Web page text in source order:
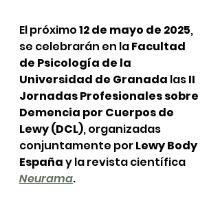
El próximo 12 de mayo de 2025,
se celebrarán en la Facultad
de Psicología de la
Universidad de Granada las II
Jornadas Profesionales sobre
Demencia por Cuerpos de
Lewy (DCL), organizadas
conjuntamente por Lewy Body
España y la revista científica
Neurama.